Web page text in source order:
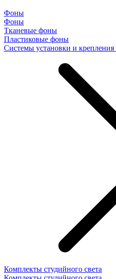
Фоны
Фоны
Тканевые фоны
Пластиковые фоны
Системы установки и
Комплекты студийного света